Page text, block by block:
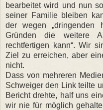
bearbeitet wird und nun
seiner Familie bleiben
der wegen „dringenden
Gründen die weitere
rechtfertigen kann“. Wir
Ziel zu erreichen, aber
nicht.
Dass von mehreren
Schweiger den Link teilte
Bericht drehte, half uns
wir nie für möglich